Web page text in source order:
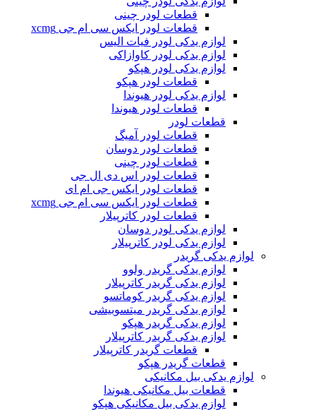
قطعات لودر چینی
قطعات لودر ایکس سی ام جی xcmg
لوازم یدکی لودر فیات الیس
لوازم یدکی لودر کاوازاکی
لوازم یدکی لودر هپکو
قطعات لودر هپکو
لوازم یدکی لودر هیوندا
قطعات لودر هیوندا
قطعات لودر
قطعات لودر آمیگ
قطعات لودر دوسان
قطعات لودر چینی
قطعات لودر اس دی ال جی
قطعات لودر ایکس جی ام ای
قطعات لودر ایکس سی ام جی xcmg
قطعات لودر کاترپیلار
لوازم یدکی لودر دوسان
لوازم یدکی لودر کاترپیلار
لوازم یدکی گریدر
لوازم یدکی گریدر ولوو
لوازم یدکی گریدر کاترپیلار
لوازم یدکی گریدر کوماتسو
لوازم یدکی گریدر میتسوبیشی
لوازم یدکی گریدر هپکو
لوازم یدکی گریدر کاترپیلار
قطعات گریدر کاترپیلار
قطعات گریدر هپکو
لوازم یدکی بیل مکانیکی
قطعات بیل مکانیکی هیوندا
لوازم یدکی بیل مکانیکی هپکو